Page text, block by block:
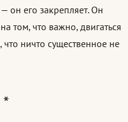
он его закрепляет. Он
том, что важно, двигаться
ничто существенное не